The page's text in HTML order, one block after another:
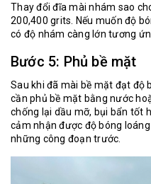
Thay đổi đĩa mài nhám sao
200,400 grits. Nếu muốn độ
có độ nhám càng lớn tương
Bước 5: Phủ bề mặt
Sau khi đã mài bề mặt đạt độ
cần phủ bề mặt bằng nước
chống lại dầu mỡ, bụi bẩn tốt
cảm nhận được độ bóng
những công đoạn trước.